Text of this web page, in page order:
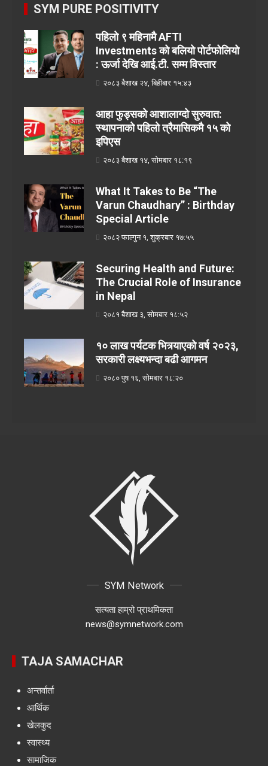
SYM PURE POSITIVITY
पहिलो ९ महिनामै AFTI
Investments को बलियो पोर्टफोलियो
: ऊर्जा देखि आई.टी. सम्म विस्तार
२०८३ बैशाख २४, बिहीबार १५:४३
आहा फुड्सको आशालाग्दो सुरुवात:
स्थापनाको पहिलो त्रैमासिकमै १५ को
इपिएस
२०८३ बैशाख १४, सोमबार १८:१९
What It Takes to Be “The
Varun Chaudhary” : Birthday
Special Article
२०८२ फाल्गुन १, शुक्रबार १७:५५
Securing Health and Future:
The Crucial Role of Insurance
in Nepal
२०८१ बैशाख ३, सोमबार १८:५२
१० लाख पर्यटक भित्र्याएको वर्ष २०२३,
सरकारी लक्ष्यभन्दा बढी आगमन
२०८० पुष १६, सोमबार १८:२०
SYM Network
सत्यता हाम्रो प्राथमिकता
news@symnetwork.com
TAJA SAMACHAR
अन्तर्वार्ता
आर्थिक
खेलकुद
स्वास्थ्य
सामाजिक